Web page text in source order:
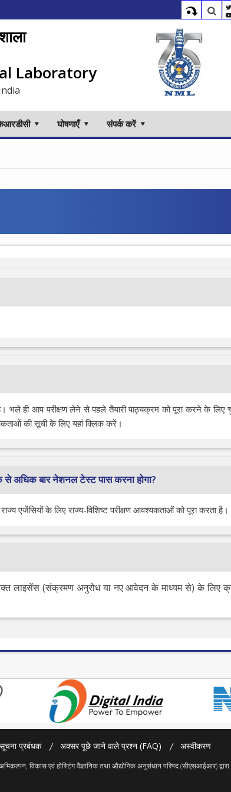
Laboratory
घोषणाएँ संपर्क करें
भले ही आप परीक्षण लेने से पहले तैयारी पाठ्यक्रम को पूरा करने के लिए
की सूची के लिए यहां क्लिक करें।
अधिक बार नेशनल टेस्ट पास करना होगा?
के लिए राज्य-विशिष्ट परीक्षण आवश्यकताओं को पूरा करता है।
लाइसेंस (संक्रमण अनुरोध या नए आवेदन के माध्यम से) के लिए
प्रबंधक अक्सर पूछे जाने वाले प्रश्न (FAQ) अस्वीकरण
विकास एवं होस्टिंग वैज्ञानिक तथा औद्योगिक अनुसंधान परिषद (सीएसआईआर)